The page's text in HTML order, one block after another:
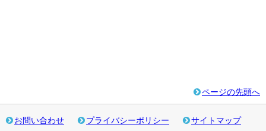
ページの先頭へ
お問い合わせ プライバシーポリシー サイトマップ